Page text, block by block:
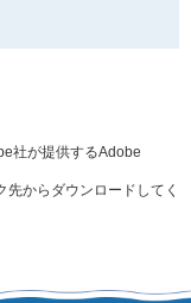
社が提供するAdobe
からダウンロードしてく